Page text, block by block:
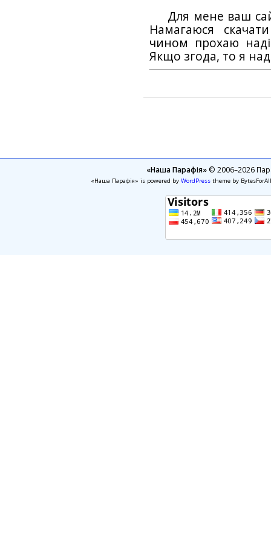
Для мене ваш
Намагаюся
чином прохаю
Якщо згода, то я
«Наша Парафія»© 2006–2026
«Наша Парафія» is powered by WordPresstheme by